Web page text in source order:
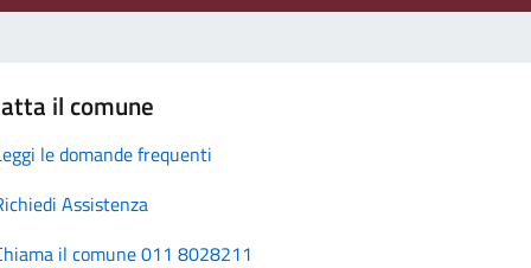
il comune
le domande frequenti
Assistenza
il comune 011 8028211